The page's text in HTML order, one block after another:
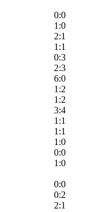
0:0
1:0
2:1
1:1
0:3
2:3
6:0
1:2
1:2
3:4
1:1
1:1
1:0
0:0
1:0
0:0
0:2
2:1